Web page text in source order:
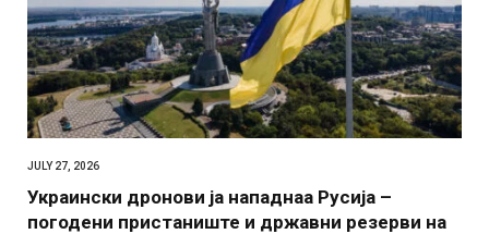
JULY 27, 2026
Украински дронови ја нападнаа Русија –
погодени пристаниште и државни резерви на